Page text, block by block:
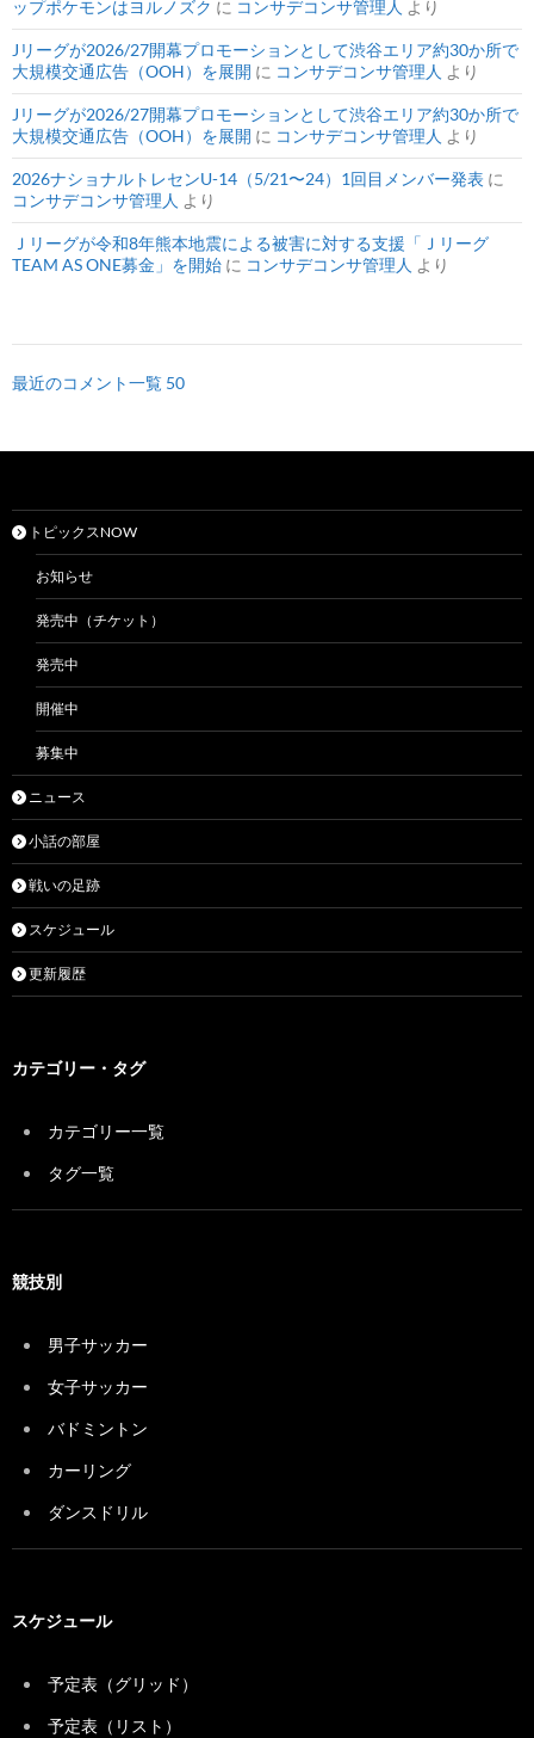
ップポケモンはヨルノズク に コンサデコンサ管理人 より
Jリーグが2026/27開幕プロモーションとして渋谷エリア約30か所で
大規模交通広告（OOH）を展開 に コンサデコンサ管理人 より
Jリーグが2026/27開幕プロモーションとして渋谷エリア約30か所で
大規模交通広告（OOH）を展開 に コンサデコンサ管理人 より
2026ナショナルトレセンU-14（5/21〜24）1回目メンバー発表 に
コンサデコンサ管理人 より
Ｊリーグが令和8年熊本地震による被害に対する支援「Ｊリーグ
TEAM AS ONE募金」を開始 に コンサデコンサ管理人 より
最近のコメント一覧 50
トピックスNOW
お知らせ
発売中（チケット）
発売中
開催中
募集中
ニュース
小話の部屋
戦いの足跡
スケジュール
更新履歴
カテゴリー・タグ
カテゴリー一覧
タグ一覧
競技別
男子サッカー
女子サッカー
バドミントン
カーリング
ダンスドリル
スケジュール
予定表（グリッド）
予定表（リスト）